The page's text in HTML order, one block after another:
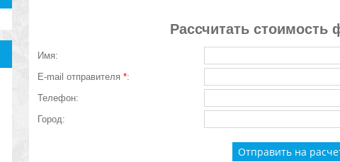
Рассчитать стоимость
Имя:
E-mail отправителя *:
Телефон:
Город: